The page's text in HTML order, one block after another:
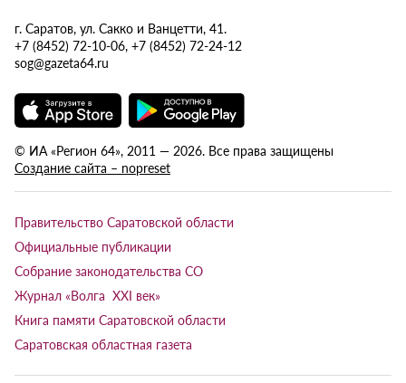
г. Саратов, ул. Сакко и Ванцетти, 41.
+7 (8452) 72-10-06, +7 (8452) 72-24-12
sog@gazeta64.ru
© ИА «Регион 64», 2011 — 2026. Все права защищены
Создание сайта – nopreset
Правительство Саратовской области
Официальные публикации
Собрание законодательства СО
Журнал «Волга XXI век»
Книга памяти Саратовской области
Саратовская областная газета